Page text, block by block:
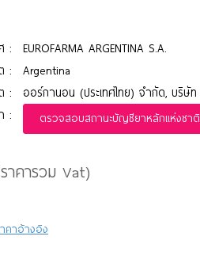
:
EUROFARMA ARGENTINA S.A.
:
Argentina
:
ออร์กานอน (ประเทศไทย) จำกัด, บริษัท
:
ตรวจสอบสถานะบัญชียาหลักแห่งชาติ
าคารวม Vat)
คาอ้างอิง